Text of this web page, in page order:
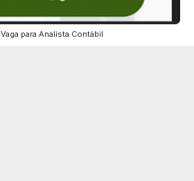
Vaga para Analista Contábil